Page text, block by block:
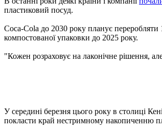
пластиковий посуд.
Coca-Cola до 2030 року планує переробляти
компостованої упаковки до 2025 року.
"Кожен розраховує на лаконічне рішення,
У середині березня цього року в столиці
покласти край нестримному накопиченню